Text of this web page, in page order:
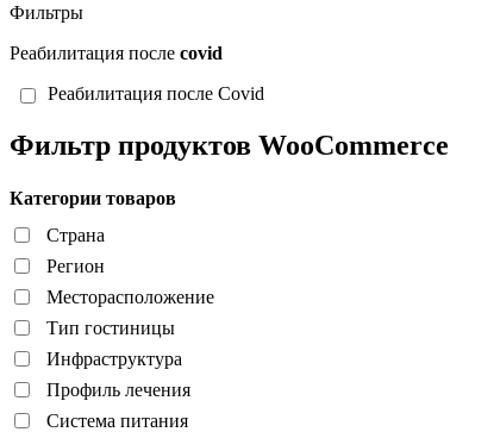
Профиль лечения
Система питания
Пляж
Отдых с детьми
Бассейны
Фильтры
Реабилитация после covid
Реабилитация после Covid
Фильтр продуктов WooCommerce
Категории товаров
Страна
Регион
Месторасположение
Тип гостиницы
Инфраструктура
Профиль лечения
Система питания